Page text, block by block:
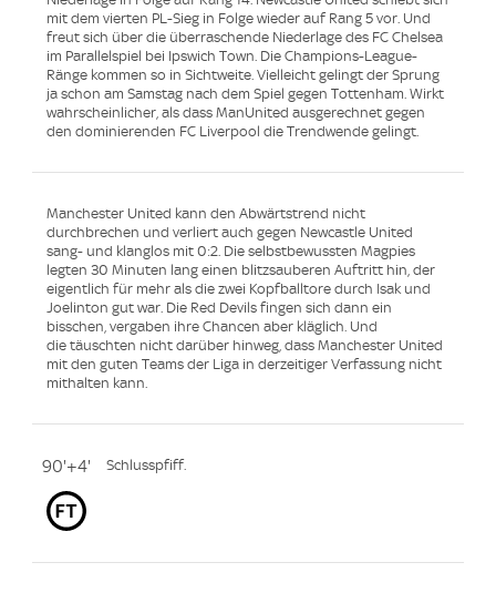
mit dem vierten PL-Sieg in Folge wieder auf Rang 5 vor. Und
freut sich über die überraschende Niederlage des FC Chelsea
im Parallelspiel bei Ipswich Town. Die Champions-League-
Ränge kommen so in Sichtweite. Vielleicht gelingt der Sprung
ja schon am Samstag nach dem Spiel gegen Tottenham. Wirkt
wahrscheinlicher, als dass ManUnited ausgerechnet gegen
den dominierenden FC Liverpool die Trendwende gelingt.
Manchester United kann den Abwärtstrend nicht
durchbrechen und verliert auch gegen Newcastle United
sang- und klanglos mit 0:2. Die selbstbewussten Magpies
legten 30 Minuten lang einen blitzsauberen Auftritt hin, der
eigentlich für mehr als die zwei Kopfballtore durch Isak und
Joelinton gut war. Die Red Devils fingen sich dann ein
bisschen, vergaben ihre Chancen aber kläglich. Und
die täuschten nicht darüber hinweg, dass Manchester United
mit den guten Teams der Liga in derzeitiger Verfassung nicht
mithalten kann.
90'+4' Schlusspfiff.